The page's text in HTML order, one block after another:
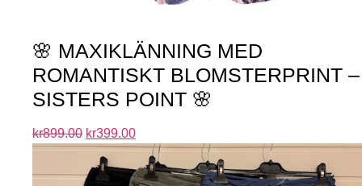
🌸 MAXIKLÄNNING MED
ROMANTISKT BLOMSTERPRINT –
SISTERS POINT 🌸
kr899.00 kr399.00